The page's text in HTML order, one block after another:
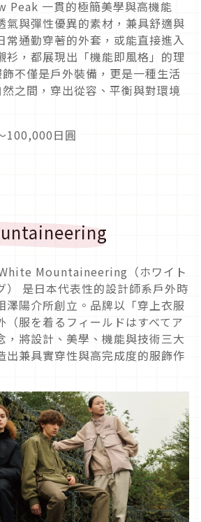
Peak 一貫的極簡美學與高機能
氣與彈性優異的素材，兼具舒適與
常通勤穿著的外套，或能直接進入
衫，都展現出「機能即風格」的理
不僅是戶外裝備，更是一種生活
之間，穿出從容、平衡與對環境
100,000日圓
Mountaineering（ホワイト
） 是日本代表性的設計師系戶外時
澤陽介所創立。品牌以「穿上衣服
（服を着るフィールドはすべてア
，將設計、美學、機能與技術三大
出兼具實穿性與高完成度的服飾作